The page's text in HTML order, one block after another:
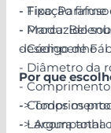
- Fixação firme
- Produzido
desempenho
- Tipo:
- Marca:
- Código de
- Diâmetro da
-
-
- Largura total
Por que
-> Todos os
-> Acompanha